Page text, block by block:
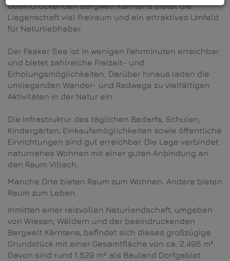
beeindruckenden Bergwelt Kärntens bietet die
Liegenschaft viel Freiraum und ein attraktives Umfeld
für Naturliebhaber.
Der Faaker See ist in wenigen Fahrminuten erreichbar
und bietet zahlreiche Freizeit- und
Erholungsmöglichkeiten. Darüber hinaus laden die
umliegenden Wander- und Radwege zu vielfältigen
Aktivitäten in der Natur ein.
Die Infrastruktur des täglichen Bedarfs, Schulen,
Kindergärten, Einkaufsmöglichkeiten sowie öffentliche
Einrichtungen sind gut erreichbar. Die Lage verbindet
naturnahes Wohnen mit einer guten Anbindung an
den Raum Villach.
Manche Orte bieten Raum zum Wohnen. Andere bieten
Raum zum Leben.
Inmitten einer reizvollen Naturlandschaft, umgeben
von Wiesen, Wäldern und der beeindruckenden
Bergwelt Kärntens, befindet sich dieses großzügige
Grundstück mit einer Gesamtfläche von ca. 2.495 m².
Davon sind rund 1.529 m² als Bauland Dorfgebiet